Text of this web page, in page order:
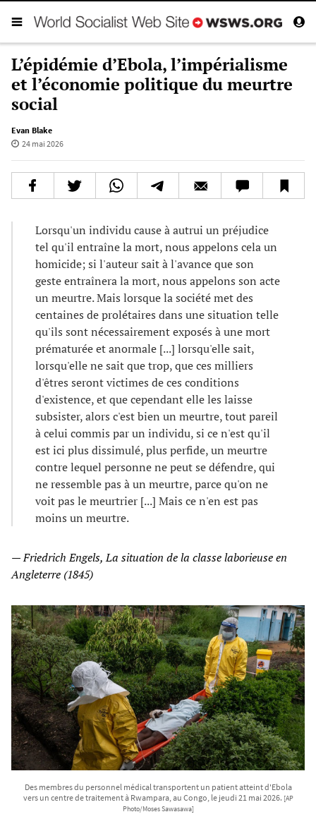
L’épidémie d’Ebola, l’impérialisme
et l’économie politique du meurtre
social
Evan Blake
24 mai 2026
Lorsqu'un individu cause à autrui un préjudice
tel qu'il entraîne la mort, nous appelons cela un
homicide; si l'auteur sait à l'avance que son
geste entraînera la mort, nous appelons son acte
un meurtre. Mais lorsque la société met des
centaines de prolétaires dans une situation telle
qu'ils sont nécessairement exposés à une mort
prématurée et anormale [...] lorsqu'elle sait,
lorsqu'elle ne sait que trop, que ces milliers
d'êtres seront victimes de ces conditions
d'existence, et que cependant elle les laisse
subsister, alors c'est bien un meurtre, tout pareil
à celui commis par un individu, si ce n'est qu'il
est ici plus dissimulé, plus perfide, un meurtre
contre lequel personne ne peut se défendre, qui
ne ressemble pas à un meurtre, parce qu'on ne
voit pas le meurtrier [...] Mais ce n'en est pas
moins un meurtre.
—Friedrich Engels, La situation de la classe laborieuse en
Angleterre (1845)
Des membres du personnel médical transportent un patient atteint d'Ebola
vers un centre de traitement à Rwampara, au Congo, le jeudi 21 mai 2026. [AP
Photo/Moses Sawasawa]